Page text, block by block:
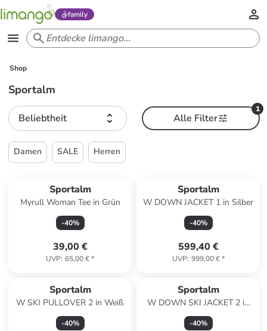
family
Shop
Sportalm
Beliebtheit
1
Alle Filter
Damen SALE Herren
Sportalm
Myrull Woman Tee in Grün
-40%
39,00 €
UVP: 65,00 €*
Sportalm
W DOWN JACKET 1 in Silber
-40%
599,40 €
UVP: 999,00 €*
Sportalm
W SKI PULLOVER 2 in Weiß
-40%
Sportalm
W DOWN SKI JACKET 2 in
Zitrone
-40%